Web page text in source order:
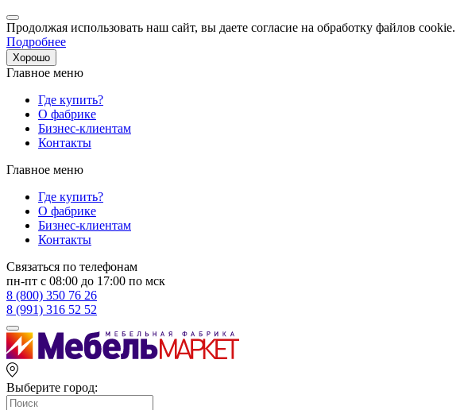
Продолжая использовать наш сайт, вы даете согласие на обработку файлов cookie.
Подробнее
Хорошо
Главное меню
Где купить?
О фабрике
Бизнес-клиентам
Контакты
Главное меню
Где купить?
О фабрике
Бизнес-клиентам
Контакты
Связаться по телефонам
пн-пт с 08:00 до 17:00 по мск
8 (800) 350 76 26
8 (991) 316 52 52
Выберите город: